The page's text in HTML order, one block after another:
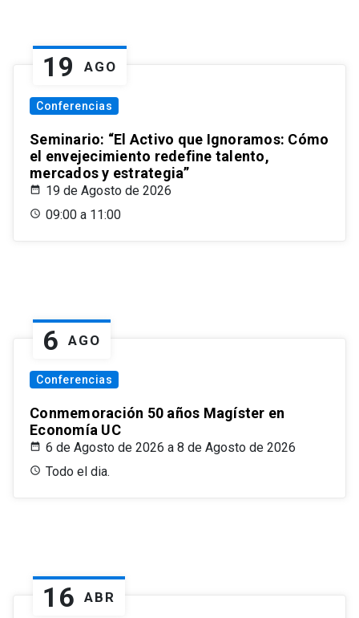
19 AGO
Conferencias
Seminario: “El Activo que Ignoramos: Cómo
el envejecimiento redefine talento,
mercados y estrategia”
19 de Agosto de 2026
09:00 a 11:00
6 AGO
Conferencias
Conmemoración 50 años Magíster en
Economía UC
6 de Agosto de 2026 a 8 de Agosto de 2026
Todo el dia.
16 ABR